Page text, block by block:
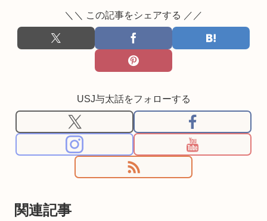
＼＼ この記事をシェアする ／／
USJ与太話をフォローする
関連記事